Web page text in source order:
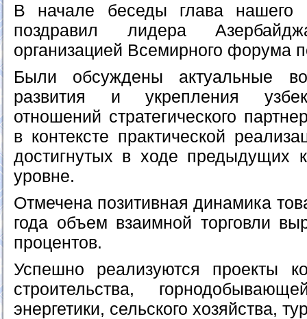
В начале беседы глава нашего
поздравил лидера
организацией Всемирного форума
Были обсуждены актуальные
развития и укрепления
отношений стратегического
в контексте практической
достигнутых в ходе предыдущих
уровне.
Отмечена позитивная динамика
года объем взаимной торговли
процентов.
Успешно реализуются проекты
строительства,
энергетики, сельского хозяйства,